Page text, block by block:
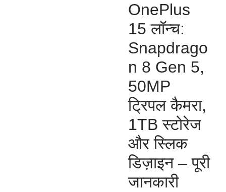
OnePlus
15 लॉन्च:
Snapdrago
n 8 Gen 5,
50MP
ट्रिपल कैमरा,
1TB स्टोरेज
और स्लिक
डिज़ाइन – पूरी
जानकारी